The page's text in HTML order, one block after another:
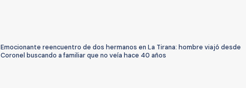
Emocionante reencuentro de dos hermanos en La Tirana: hombre viajó desde
Coronel buscando a familiar que no veía hace 40 años